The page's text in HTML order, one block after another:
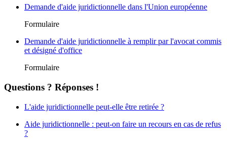
Demande d'aide juridictionnelle dans l'Union européenne
Formulaire
Demande d'aide juridictionnelle à remplir par l'avocat commis
et désigné d'office
Formulaire
Questions ? Réponses !
L'aide juridictionnelle peut-elle être retirée ?
Aide juridictionnelle : peut-on faire un recours en cas de refus
?